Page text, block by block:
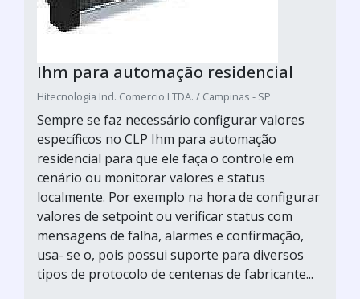
Ihm para automação residencial
Hitecnologia Ind. Comercio LTDA. / Campinas - SP
Sempre se faz necessário configurar valores
específicos no CLP Ihm para automação
residencial para que ele faça o controle em
cenário ou monitorar valores e status
localmente. Por exemplo na hora de configurar
valores de setpoint ou verificar status com
mensagens de falha, alarmes e confirmação,
usa- se o, pois possui suporte para diversos
tipos de protocolo de centenas de fabricante...